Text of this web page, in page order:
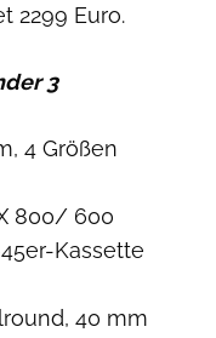
2299 Euro.
3
4 Größen
800/ 600
Kassette
40 mm